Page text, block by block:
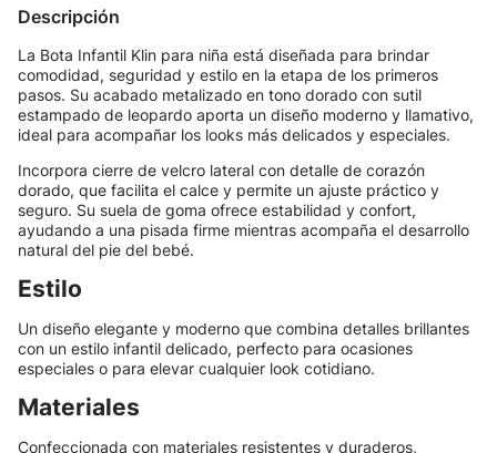
Descripción
La Bota Infantil Klin para niña está diseñada para brindar
comodidad, seguridad y estilo en la etapa de los primeros
pasos. Su acabado metalizado en tono dorado con sutil
estampado de leopardo aporta un diseño moderno y llamativo,
ideal para acompañar los looks más delicados y especiales.
Incorpora cierre de velcro lateral con detalle de corazón
dorado, que facilita el calce y permite un ajuste práctico y
seguro. Su suela de goma ofrece estabilidad y confort,
ayudando a una pisada firme mientras acompaña el desarrollo
natural del pie del bebé.
Estilo
Un diseño elegante y moderno que combina detalles brillantes
con un estilo infantil delicado, perfecto para ocasiones
especiales o para elevar cualquier look cotidiano.
Materiales
Confeccionada con materiales resistentes y duraderos,